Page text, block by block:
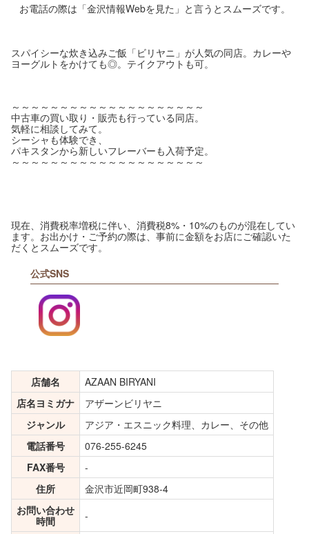
お電話の際は「金沢情報Webを見た」と言うとスムーズです。
スパイシーな炊き込みご飯「ビリヤニ」が人気の同店。カレーや
ヨーグルトをかけても◎。テイクアウトも可。
～～～～～～～～～～～～～～～～～～～～
中古車の買い取り・販売も行っている同店。
気軽に相談してみて。
シーシャも体験でき、
パキスタンから新しいフレーバーも入荷予定。
～～～～～～～～～～～～～～～～～～～～
現在、消費税率増税に伴い、消費税8%・10%のものが混在してい
ます。お出かけ・ご予約の際は、事前に金額をお店にご確認いた
だくとスムーズです。
公式SNS
店舗名
AZAAN BIRYANI
店名ヨミガナ
アザーンビリヤニ
ジャンル
アジア・エスニック料理、カレー、その他
電話番号
076-255-6245
FAX番号
-
住所
金沢市近岡町938-4
お問い合わせ
時間
-